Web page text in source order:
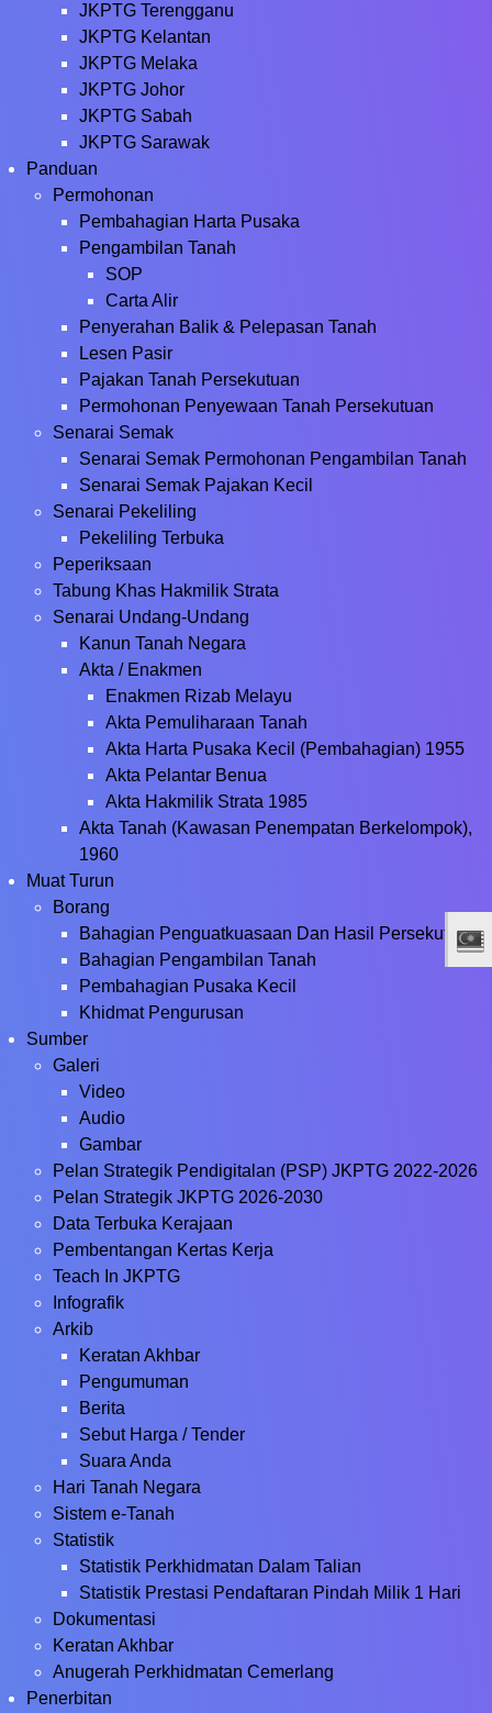
JKPTG Terengganu
JKPTG Kelantan
JKPTG Melaka
JKPTG Johor
JKPTG Sabah
JKPTG Sarawak
Panduan
Permohonan
Pembahagian Harta Pusaka
Pengambilan Tanah
SOP
Carta Alir
Penyerahan Balik & Pelepasan Tanah
Lesen Pasir
Pajakan Tanah Persekutuan
Permohonan Penyewaan Tanah Persekutuan
Senarai Semak
Senarai Semak Permohonan Pengambilan Tanah
Senarai Semak Pajakan Kecil
Senarai Pekeliling
Pekeliling Terbuka
Peperiksaan
Tabung Khas Hakmilik Strata
Senarai Undang-Undang
Kanun Tanah Negara
Akta / Enakmen
Enakmen Rizab Melayu
Akta Pemuliharaan Tanah
Akta Harta Pusaka Kecil (Pembahagian) 1955
Akta Pelantar Benua
Akta Hakmilik Strata 1985
Akta Tanah (Kawasan Penempatan Berkelompok),
1960
Muat Turun
Borang
Bahagian Penguatkuasaan Dan Hasil Persekutuan
Bahagian Pengambilan Tanah
Pembahagian Pusaka Kecil
Khidmat Pengurusan
Sumber
Galeri
Video
Audio
Gambar
Pelan Strategik Pendigitalan (PSP) JKPTG 2022-2026
Pelan Strategik JKPTG 2026-2030
Data Terbuka Kerajaan
Pembentangan Kertas Kerja
Teach In JKPTG
Infografik
Arkib
Keratan Akhbar
Pengumuman
Berita
Sebut Harga / Tender
Suara Anda
Hari Tanah Negara
Sistem e-Tanah
Statistik
Statistik Perkhidmatan Dalam Talian
Statistik Prestasi Pendaftaran Pindah Milik 1 Hari
Dokumentasi
Keratan Akhbar
Anugerah Perkhidmatan Cemerlang
Penerbitan